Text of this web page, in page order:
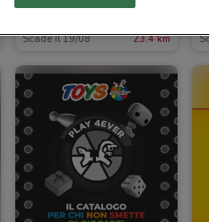
Famila
Scade il 19/08 23.4 km